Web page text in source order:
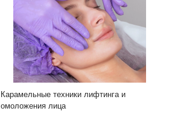
Карамельные техники лифтинга и
омоложения лица